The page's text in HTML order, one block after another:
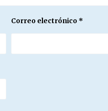
Correo electrónico *